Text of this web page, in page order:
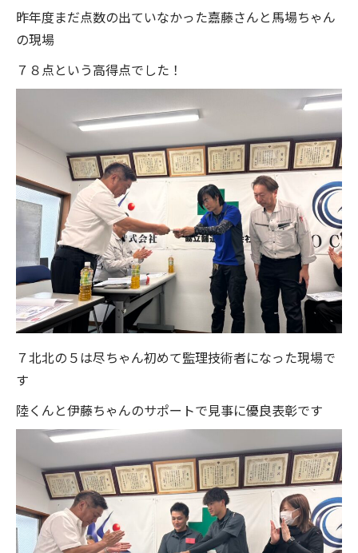
昨年度まだ点数の出ていなかった嘉藤さんと馬場ちゃん
の現場
７８点という高得点でした！
７北北の５は尽ちゃん初めて監理技術者になった現場で
す
陸くんと伊藤ちゃんのサポートで見事に優良表彰です